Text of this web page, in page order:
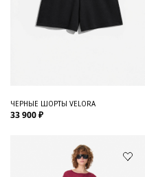
ЧЕРНЫЕ ШОРТЫ VELORA
33 900 ₽